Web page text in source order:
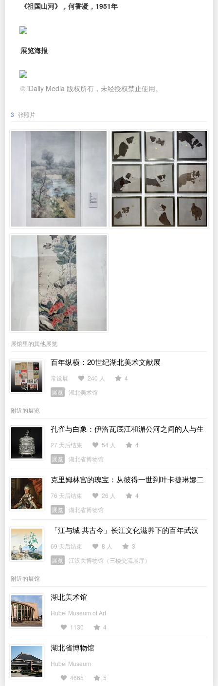
《祖国山河》，何香凝，1951年
展览海报
© iDaily Media 版权所有，未经授权禁止使用。
3 张照片
展馆里的其他展览
百年纵横：20世纪湖北美术文献展
常设展 240 人
4
展览
湖北美术馆
附近的展览
孔雀与白象：伊洛瓦底江和湄公河之间的人与生
活
27 天后结束 54 人
4
展览
湖北省博物馆
克里姆林宫的瑰宝：从彼得一世到叶卡捷琳娜二
世
76 天后结束 26 人
4
展览
湖北省博物馆
「江与城 共古今」长江文化滋养下的百年武汉
69 天后结束 8 人
3
展览
江汉关博物馆（三楼交流展厅）
附近的展馆
湖北美术馆
Hubei Museum of Art
1130
4
湖北省博物馆
Hubei Museum
4665
5